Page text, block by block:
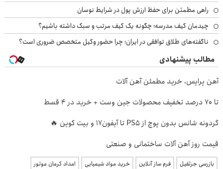
راهی مطمئن برای حفظ ارزش پول در شرایط نوسان
چیدمان کیف مدرسه؛ چگونه یک کیف مرتب و سبک داشته باشیم؟
ناگفته‌های طلاق توافقی در ایران؛ چرا حضور وکیل متخصص ضروری است؟
مطالب پیشنهادی
آهن پرایس، خرید مطمئن آهن آلات
تا 70 درصد تخفیف محصولات جین وست + خرید در 4 قسط
گردونه شانس بدون پوچ از PS5 تا آیفون17 و بیت کوین 🔥
قیمت روز آهن آلات ساختمانی و صنعتی
بازرسی جرثقیل فرم ساز آنلاین خرید مواد شیمیایی
امداد کرمان موتور